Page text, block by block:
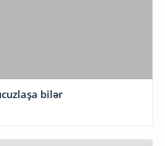
bilər